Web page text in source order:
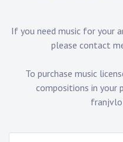
If you need music for your
please contact
To purchase music
compositions in your